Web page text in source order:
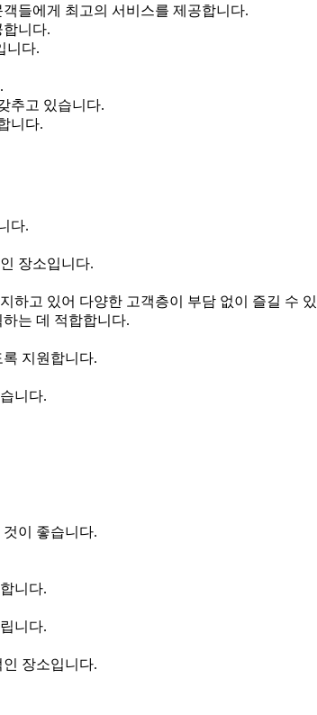
들에게 최고의 서비스를 제공합니다.
니다.
니다.
추고 있습니다.
니다.
다.
장소입니다.
하고 있어 다양한 고객층이 부담 없이 즐길 수
는 데 적합합니다.
지원합니다.
니다.
이 좋습니다.
니다.
니다.
장소입니다.